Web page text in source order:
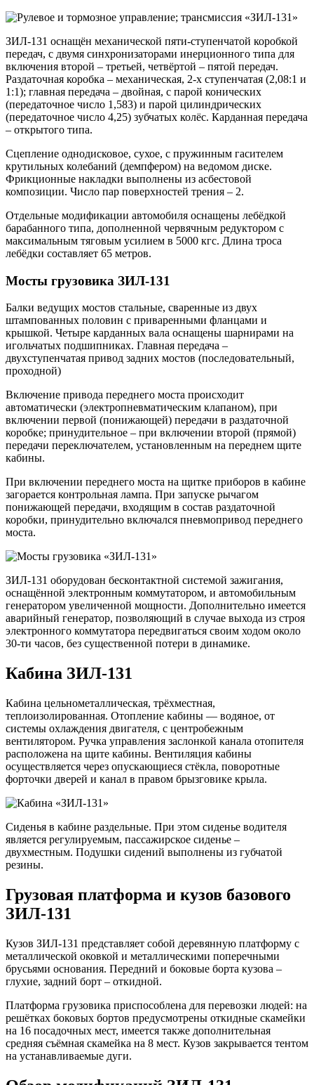
ЗИЛ-131 оснащён механической пяти-ступенчатой коробкой
передач, с двумя синхронизаторами инерционного типа для
включения второй – третьей, четвёртой – пятой передач.
Раздаточная коробка – механическая, 2-х ступенчатая (2,08:1 и
1:1); главная передача – двойная, с парой конических
(передаточное число 1,583) и парой цилиндрических
(передаточное число 4,25) зубчатых колёс. Карданная передача
– открытого типа.
Сцепление однодисковое, сухое, с пружинным гасителем
крутильных колебаний (демпфером) на ведомом диске.
Фрикционные накладки выполнены из асбестовой
композиции. Число пар поверхностей трения – 2.
Отдельные модификации автомобиля оснащены лебёдкой
барабанного типа, дополненной червячным редуктором с
максимальным тяговым усилием в 5000 кгс. Длина троса
лебёдки составляет 65 метров.
Мосты грузовика ЗИЛ-131
Балки ведущих мостов стальные, сваренные из двух
штампованных половин с приваренными фланцами и
крышкой. Четыре карданных вала оснащены шарнирами на
игольчатых подшипниках. Главная передача –
двухступенчатая привод задних мостов (последовательный,
проходной)
Включение привода переднего моста происходит
автоматически (электропневматическим клапаном), при
включении первой (понижающей) передачи в раздаточной
коробке; принудительное – при включении второй (прямой)
передачи переключателем, установленным на переднем щите
кабины.
При включении переднего моста на щитке приборов в кабине
загорается контрольная лампа. При запуске рычагом
понижающей передачи, входящим в состав раздаточной
коробки, принудительно включался пневмопривод переднего
моста.
ЗИЛ-131 оборудован бесконтактной системой зажигания,
оснащённой электронным коммутатором, и автомобильным
генератором увеличенной мощности. Дополнительно имеется
аварийный генератор, позволяющий в случае выхода из строя
электронного коммутатора передвигаться своим ходом около
30-ти часов, без существенной потери в динамике.
Кабина ЗИЛ-131
Кабина цельнометаллическая, трёхместная,
теплоизолированная. Отопление кабины — водяное, от
системы охлаждения двигателя, с центробежным
вентилятором. Ручка управления заслонкой канала отопителя
расположена на щите кабины. Вентиляция кабины
осуществляется через опускающиеся стёкла, поворотные
форточки дверей и канал в правом брызговике крыла.
Сиденья в кабине раздельные. При этом сиденье водителя
является регулируемым, пассажирское сиденье –
двухместным. Подушки сидений выполнены из губчатой
резины.
Грузовая платформа и кузов базового
ЗИЛ-131
Кузов ЗИЛ-131 представляет собой деревянную платформу с
металлической оковкой и металлическими поперечными
брусьями основания. Передний и боковые борта кузова –
глухие, задний борт – откидной.
Платформа грузовика приспособлена для перевозки людей: на
решётках боковых бортов предусмотрены откидные скамейки
на 16 посадочных мест, имеется также дополнительная
средняя съёмная скамейка на 8 мест. Кузов закрывается тентом
на устанавливаемые дуги.